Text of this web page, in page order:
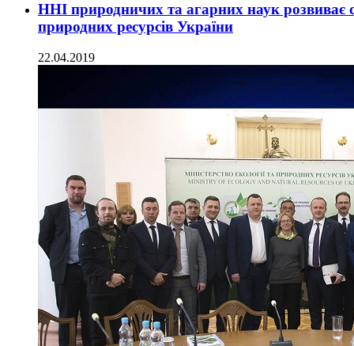
ННІ природничих та агарних наук розвиває
природних ресурсів України
22.04.2019